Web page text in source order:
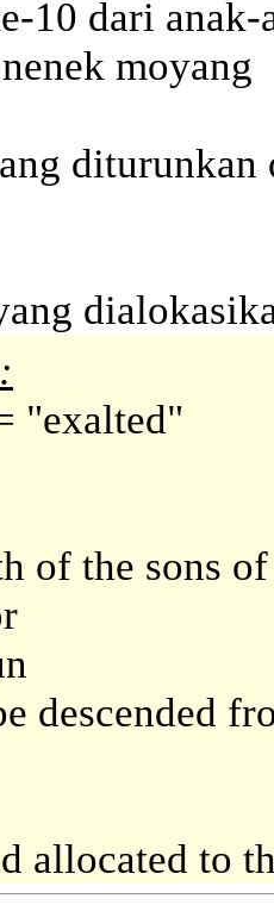
10 dari
moyang
diturunkan
"exalted"
of the sons
descended
allocated to